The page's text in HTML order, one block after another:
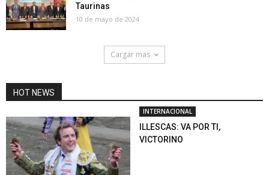
Taurinas
10 de mayo de 2024
Cargar mas
HOT NEWS
INTERNACIONAL
ILLESCAS: VA POR TI,
VICTORINO